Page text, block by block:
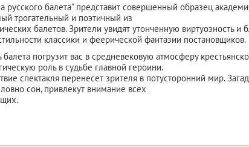
русского балета" представит совершенный образец
трогательный и поэтичный из
балетов. Зрители увидят утонченную виртуозность и
классики и феерической фантазии постановщиков.
балета погрузит вас в средневековую атмосферу
роль в судьбе главной героини.
спектакля перенесет зрителя в потусторонний мир.
сон, привлекут внимание всех